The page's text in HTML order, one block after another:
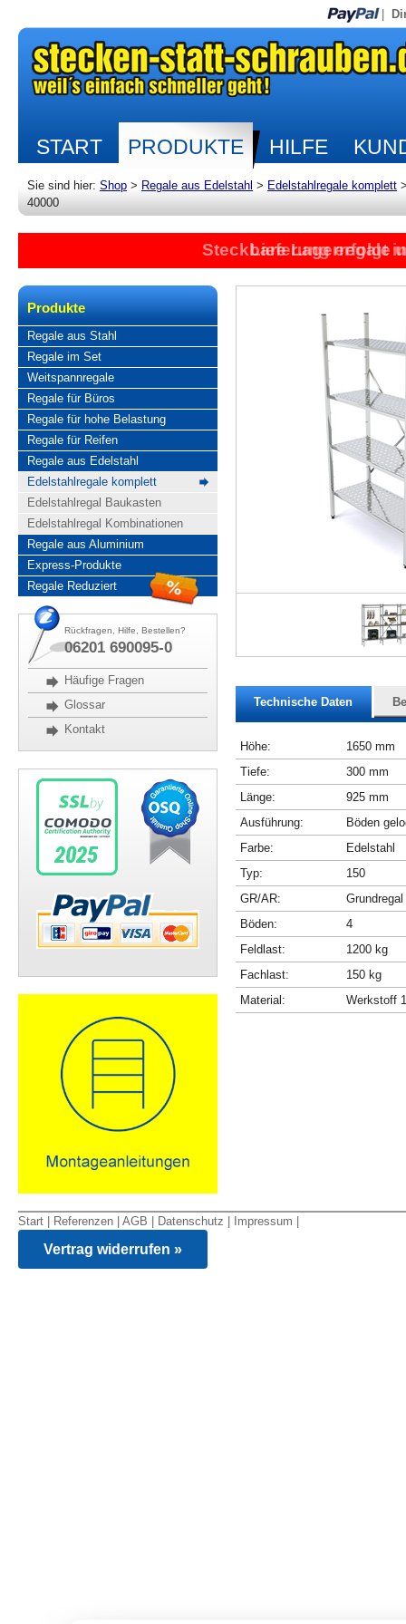
START PRODUKTE HILFE
Sie sind hier: Shop > Regale aus Edelstahl > Edelstahlregale komplett
40000
Steckbare Lagerregale
Lieferung erfolgt
Produkte
Regale aus Stahl
Regale im Set
Weitspannregale
Regale für Büros
Regale für hohe Belastung
Regale für Reifen
Regale aus Edelstahl
Edelstahlregale komplett
Edelstahlregal Baukasten
Edelstahlregal Kombinationen
Regale aus Aluminium
Express-Produkte
Regale Reduziert
Rückfragen, Hilfe, Bestellen?
06201 690095-0
Häufige Fragen
Glossar
Kontakt
Technische Daten
Höhe:
1650 mm
Tiefe:
300 mm
Länge:
925 mm
Ausführung:
Böden
Farbe:
Edelstahl
Typ:
150
GR/AR:
Grundregal
Böden:
4
Feldlast:
1200 kg
Fachlast:
150 kg
Material:
Werkstoff
Start Referenzen AGB Datenschutz Impressum
Vertrag widerrufen »